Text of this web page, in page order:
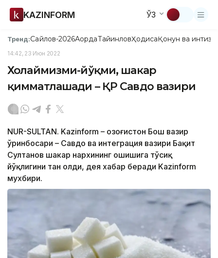
KAZINFORM ЎЗ
Тренд:Сайлов-2026АқордаТайинловҲодисаҚонун ва
14:42, 23 Июн 2022
Хоҳлаймизми-йўқми, шакар
қимматлашади – ҚР Савдо вазири
NUR-SULTAN. Kazinform – Қозоғистон Бош вазир
ўринбосари – Савдо ва интеграция вазири Бақит
Султанов шакар нархининг ошишига тўсиқ
йўқлигини тан олди, дея хабар беради Kazinform
мухбири.